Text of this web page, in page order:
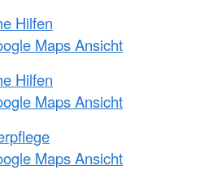
Hilfen
Maps Ansicht
Hilfen
Maps Ansicht
Maps Ansicht